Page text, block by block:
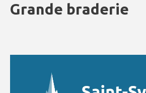
Grande braderie